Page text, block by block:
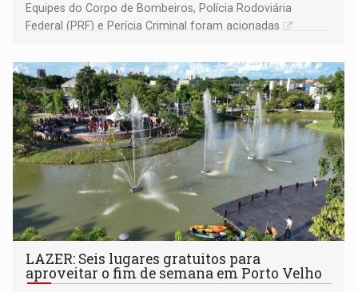
Equipes do Corpo de Bombeiros, Polícia Rodoviária
Federal (PRF) e Perícia Criminal foram acionadas
LAZER: Seis lugares gratuitos para
aproveitar o fim de semana em Porto Velho